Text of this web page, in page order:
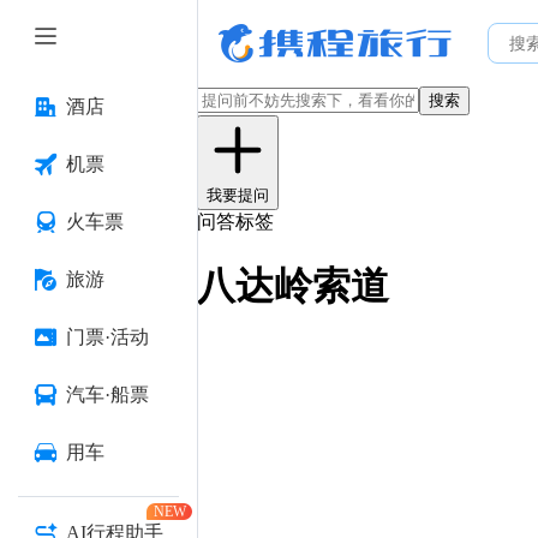
酒店
机票
火车票
旅游
门票·活动
汽车·船票
用车
AI行程助手
NEW
搜索
我要提问
问答标签
八达岭索道